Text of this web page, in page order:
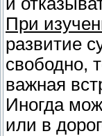
При
развитие
свободно,
важная
Иногда
или в